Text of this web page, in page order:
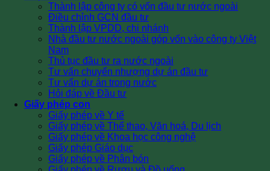
Thành lập công ty có vốn đầu tư nước ngoài
Điều chỉnh GCN đầu tư
Thành lập VPDD, chi nhánh
Nhà đầu tư nước ngoài góp vốn vào công ty Việt
Nam
Thủ tục đầu tư ra nước ngoài
Tư vấn chuyển nhượng dự án đầu tư
Tư vấn dự án trong nước
Hỏi đáp về Đầu tư
Giấy phép con
Giấy phép về Y tế
Giấy phép về Thể thao, Văn hoá, Du lịch
Giấy phép về Khoa học công nghệ
Giấy phép Giáo dục
Giấy phép về Phân bón